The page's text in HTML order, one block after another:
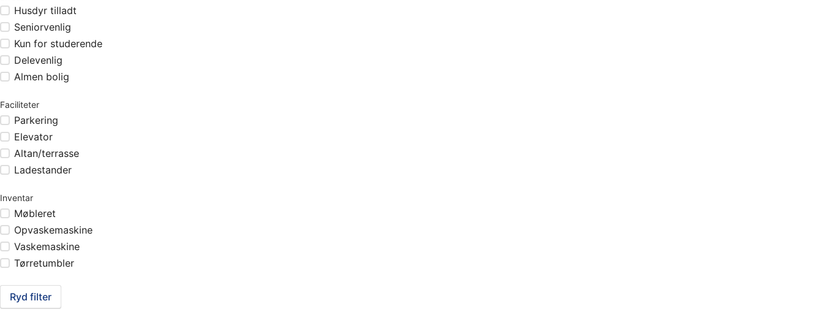
Husdyr tilladt
Seniorvenlig
Kun for studerende
Delevenlig
Almen bolig
Faciliteter
Parkering
Elevator
Altan/terrasse
Ladestander
Inventar
Møbleret
Opvaskemaskine
Vaskemaskine
Tørretumbler
Ryd filter